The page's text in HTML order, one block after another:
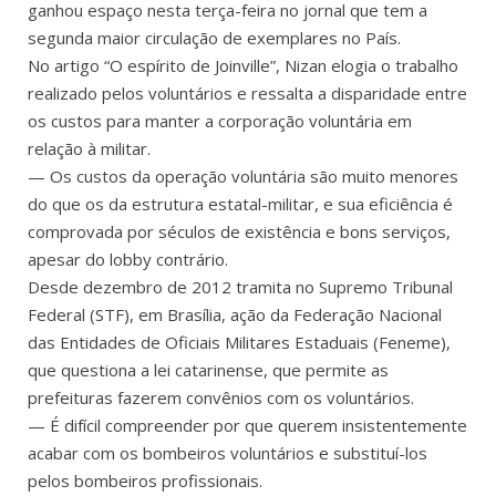
ganhou espaço nesta terça-feira no jornal que tem a
segunda maior circulação de exemplares no País.
No artigo “O espírito de Joinville”, Nizan elogia o trabalho
realizado pelos voluntários e ressalta a disparidade entre
os custos para manter a corporação voluntária em
relação à militar.
— Os custos da operação voluntária são muito menores
do que os da estrutura estatal-militar, e sua eficiência é
comprovada por séculos de existência e bons serviços,
apesar do lobby contrário.
Desde dezembro de 2012 tramita no Supremo Tribunal
Federal (STF), em Brasília, ação da Federação Nacional
das Entidades de Oficiais Militares Estaduais (Feneme),
que questiona a lei catarinense, que permite as
prefeituras fazerem convênios com os voluntários.
— É difícil compreender por que querem insistentemente
acabar com os bombeiros voluntários e substituí-los
pelos bombeiros profissionais.